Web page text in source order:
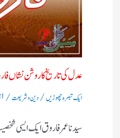
عدل کی تاریخ کا روشن نشاں
ایک تبصرہ چھوڑیں/دین و شریعت/
سیدنا عمر فاروق ایک ایسی